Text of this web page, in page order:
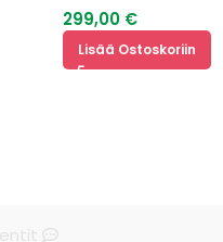
299,00 €
Lisää Ostoskoriin